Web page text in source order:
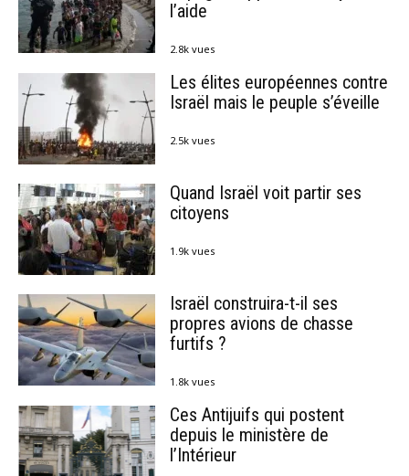
l’aide
2.8k vues
Les élites européennes contre
Israël mais le peuple s’éveille
2.5k vues
Quand Israël voit partir ses
citoyens
1.9k vues
Israël construira-t-il ses
propres avions de chasse
furtifs ?
1.8k vues
Ces Antijuifs qui postent
depuis le ministère de
l’Intérieur